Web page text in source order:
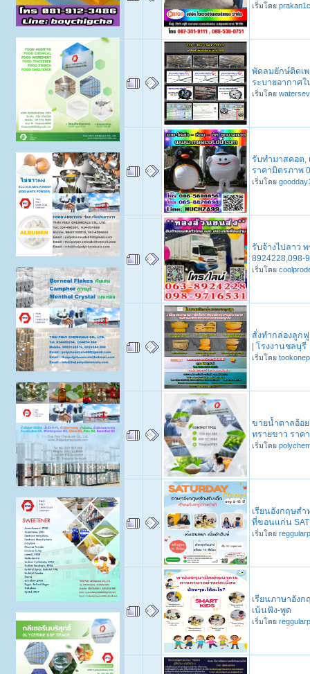
เริ่มโดย prakan1c
พัดลมยักษ์ติดเ
ระบายอากาศ
เริ่มโดย
รับทำมาสคอต,
ราคามิตรภาพ
เริ่มโดย
รับจ้างไปลาว
8924228,098-
เริ่มโดย
สั่งทำกล่องลูก
| โรงงานชลบุรี
เริ่มโดย
ขายน้ำตาลอ้อย
ทรายขาว ราค
เริ่มโดย
เรียนอังกฤษส
ที่ขอนแก่น
เริ่มโดย
เรียนภาษาอัง
เน้นฟัง-พูด
เริ่มโดย